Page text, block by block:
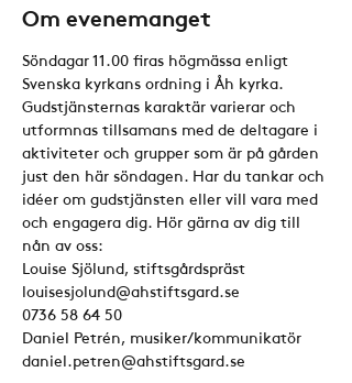
Om evenemanget
Söndagar 11.00 firas högmässa enligt
Svenska kyrkans ordning i Åh kyrka.
Gudstjänsternas karaktär varierar och
utformnas tillsamans med de deltagare i
aktiviteter och grupper som är på gården
just den här söndagen. Har du tankar och
idéer om gudstjänsten eller vill vara med
och engagera dig. Hör gärna av dig till
nån av oss:
Louise Sjölund, stiftsgårdspräst
louisesjolund@ahstiftsgard.se
0736 58 64 50
Daniel Petrén, musiker/kommunikatör
daniel.petren@ahstiftsgard.se